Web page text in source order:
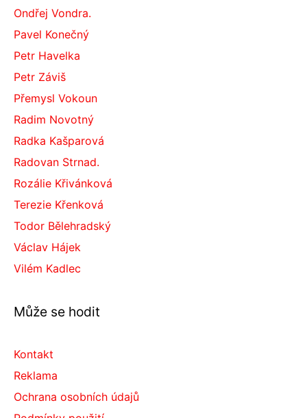
Ondřej Vondra.
Pavel Konečný
Petr Havelka
Petr Záviš
Přemysl Vokoun
Radim Novotný
Radka Kašparová
Radovan Strnad.
Rozálie Křivánková
Terezie Křenková
Todor Bělehradský
Václav Hájek
Vilém Kadlec
Může se hodit
Kontakt
Reklama
Ochrana osobních údajů